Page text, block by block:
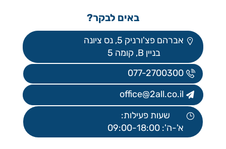
באים לבקר?
אברהם פצ'ורניק 5, נס ציונה
בניין B, קומה 5
077-2700300
office@2all.co.il
שעות פעילות:
א'-ה': 09:00-18:00